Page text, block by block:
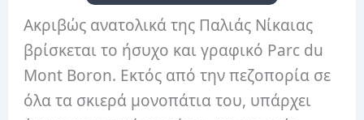
Ακριβώς ανατολικά της Παλιάς Νίκαιας
βρίσκεται το ήσυχο και γραφικό Parc du
Mont Boron. Εκτός από την πεζοπορία σε
όλα τα σκιερά μονοπάτια του, υπάρχει